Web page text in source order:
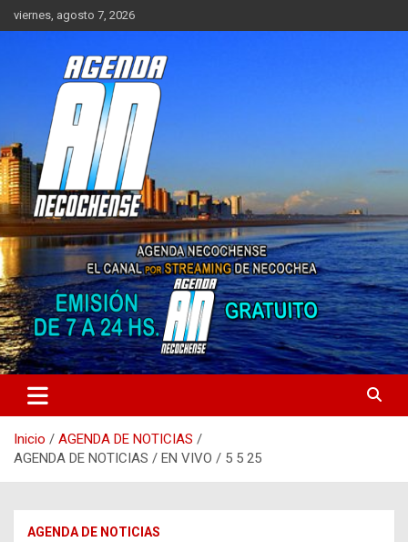
Saltar
al
viernes, agosto 7, 2026
AGENDA NECOCHENSE
Sitio de Noticias de Necochea y zona
Inicio
AGENDA DE NOTICIAS
AGENDA DE NOTICIAS / EN VIVO / 5 5 25
AGENDA DE NOTICIAS